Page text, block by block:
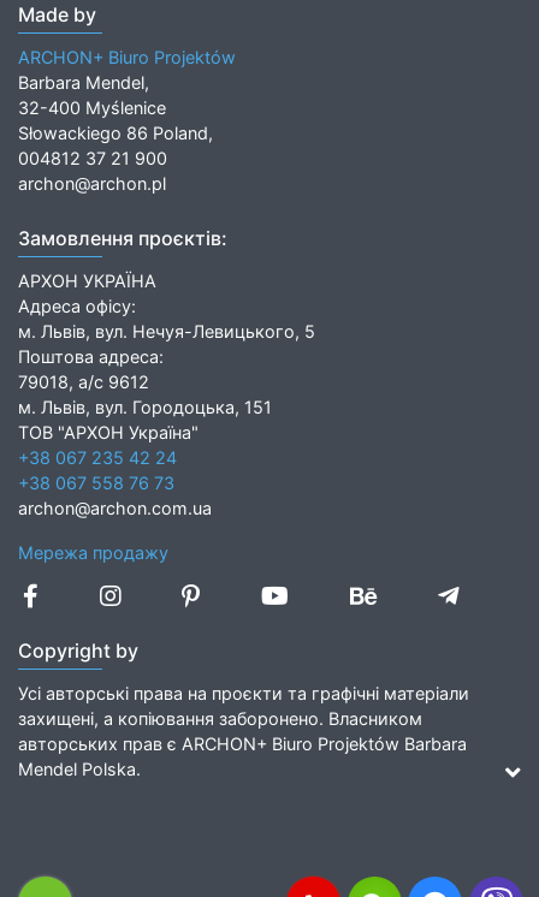
Made by
ARCHON+ Biuro Projektów
Barbara Mendel,
32-400 Myślenice
Słowackiego 86 Poland,
004812 37 21 900
archon@archon.pl
Замовлення проєктів:
АРХОН УКРАЇНА
Адреса офісу:
м. Львів, вул. Нечуя-Левицького, 5
Поштова адреса:
79018, а/с 9612
м. Львів, вул. Городоцька, 151
ТОВ "АРХОН Україна"
+38 067 235 42 24
+38 067 558 76 73
archon@archon.com.ua
Мережа продажу
Copyright by
Усі авторські права на проєкти та графічні матеріали
захищені, а копіювання заборонено. Власником
авторських прав є ARCHON+ Biuro Projektów Barbara
Mendel Polska.